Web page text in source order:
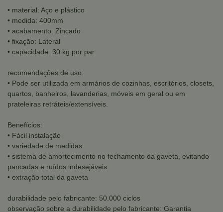
• material: Aço e plástico
• medida: 400mm
• acabamento: Zincado
• fixação: Lateral
• capacidade: 30 kg por par
recomendações de uso:
• Pode ser utilizada em armários de cozinhas, escritórios, closets,
quartos, banheiros, lavanderias, móveis em geral ou em
prateleiras retráteis/extensíveis.
Benefícios:
• Fácil instalação
• variedade de medidas
• sistema de amortecimento no fechamento da gaveta, evitando
pancadas e ruídos indesejáveis
• extração total da gaveta
durabilidade pelo fabricante: 50.000 ciclos
observação sobre a durabilidade pelo fabricante: Garantia